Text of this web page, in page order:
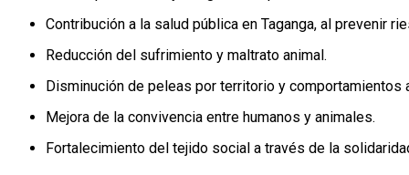
Contribución a la salud pública en Taganga, al prevenir
Reducción del sufrimiento y maltrato animal.
Disminución de peleas por territorio y
Mejora de la convivencia entre humanos y animales.
Fortalecimiento del tejido social a través de la